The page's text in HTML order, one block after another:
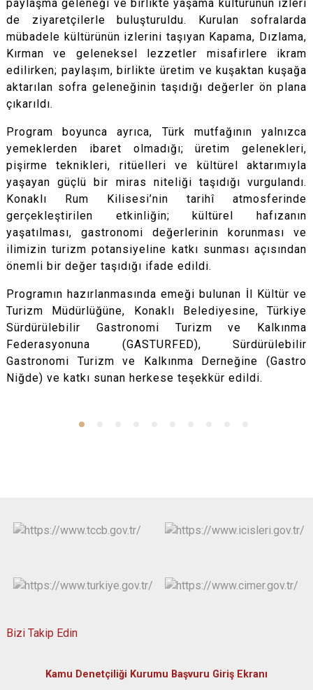
paylaşma geleneği ve birlikte yaşama kültürünün izleri
de ziyaretçilerle buluşturuldu. Kurulan sofralarda
mübadele kültürünün izlerini taşıyan Kapama, Dızlama,
Kırman ve geleneksel lezzetler misafirlere ikram
edilirken; paylaşım, birlikte üretim ve kuşaktan kuşağa
aktarılan sofra geleneğinin taşıdığı değerler ön plana
çıkarıldı.
Program boyunca ayrıca, Türk mutfağının yalnızca
yemeklerden ibaret olmadığı; üretim gelenekleri,
pişirme teknikleri, ritüelleri ve kültürel aktarımıyla
yaşayan güçlü bir miras niteliği taşıdığı vurgulandı.
Konaklı Rum Kilisesi’nin tarihî atmosferinde
gerçekleştirilen etkinliğin; kültürel hafızanın
yaşatılması, gastronomi değerlerinin korunması ve
ilimizin turizm potansiyeline katkı sunması açısından
önemli bir değer taşıdığı ifade edildi.
Programın hazırlanmasında emeği bulunan İl Kültür ve
Turizm Müdürlüğüne, Konaklı Belediyesine, Türkiye
Sürdürülebilir Gastronomi Turizm ve Kalkınma
Federasyonuna (GASTURFED), Sürdürülebilir
Gastronomi Turizm ve Kalkınma Derneğine (Gastro
Niğde) ve katkı sunan herkese teşekkür edildi.
Bizi Takip Edin
Kamu Denetçiliği Kurumu Başvuru Giriş Ekranı